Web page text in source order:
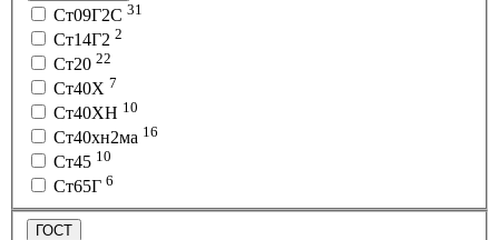
Ст09Г2С 31
Ст14Г2 2
Ст20 22
Ст40Х 7
Ст40ХН 10
Ст40хн2ма 16
Ст45 10
Ст65Г 6
ГОСТ